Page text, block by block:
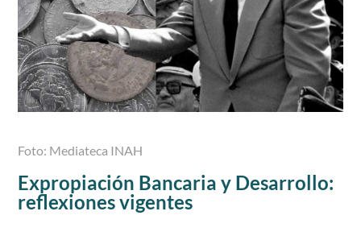
Foto: Mediateca INAH
Expropiación Bancaria y Desarrollo:
reflexiones vigentes